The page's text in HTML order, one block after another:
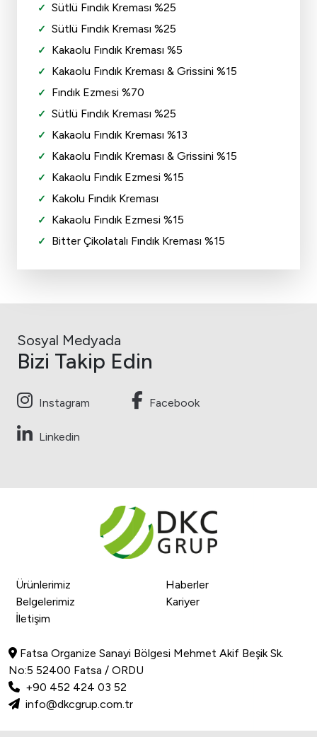
Sütlü Fındık Kreması %25
Sütlü Fındık Kreması %25
Kakaolu Fındık Kreması %5
Kakaolu Fındık Kreması & Grissini %15
Fındık Ezmesi %70
Sütlü Fındık Kreması %25
Kakaolu Fındık Kreması %13
Kakaolu Fındık Kreması & Grissini %15
Kakaolu Fındık Ezmesi %15
Kakolu Fındık Kreması
Kakaolu Fındık Ezmesi %15
Bitter Çikolatalı Fındık Kreması %15
Sosyal Medyada
Bizi Takip Edin
Instagram Facebook
Linkedin
Ürünlerimiz
Haberler
Belgelerimiz
Kariyer
İletişim
Fatsa Organize Sanayi Bölgesi Mehmet Akif Beşik Sk.
No:5 52400 Fatsa / ORDU
+90 452 424 03 52
info@dkcgrup.com.tr